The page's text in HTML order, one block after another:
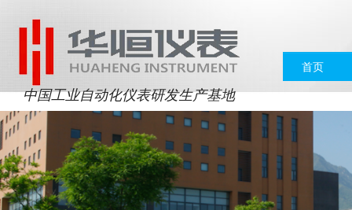
中国工业自动化仪表研发生产基地
首页